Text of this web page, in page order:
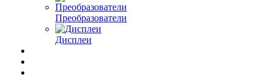
Преобразователи
Дисплеи